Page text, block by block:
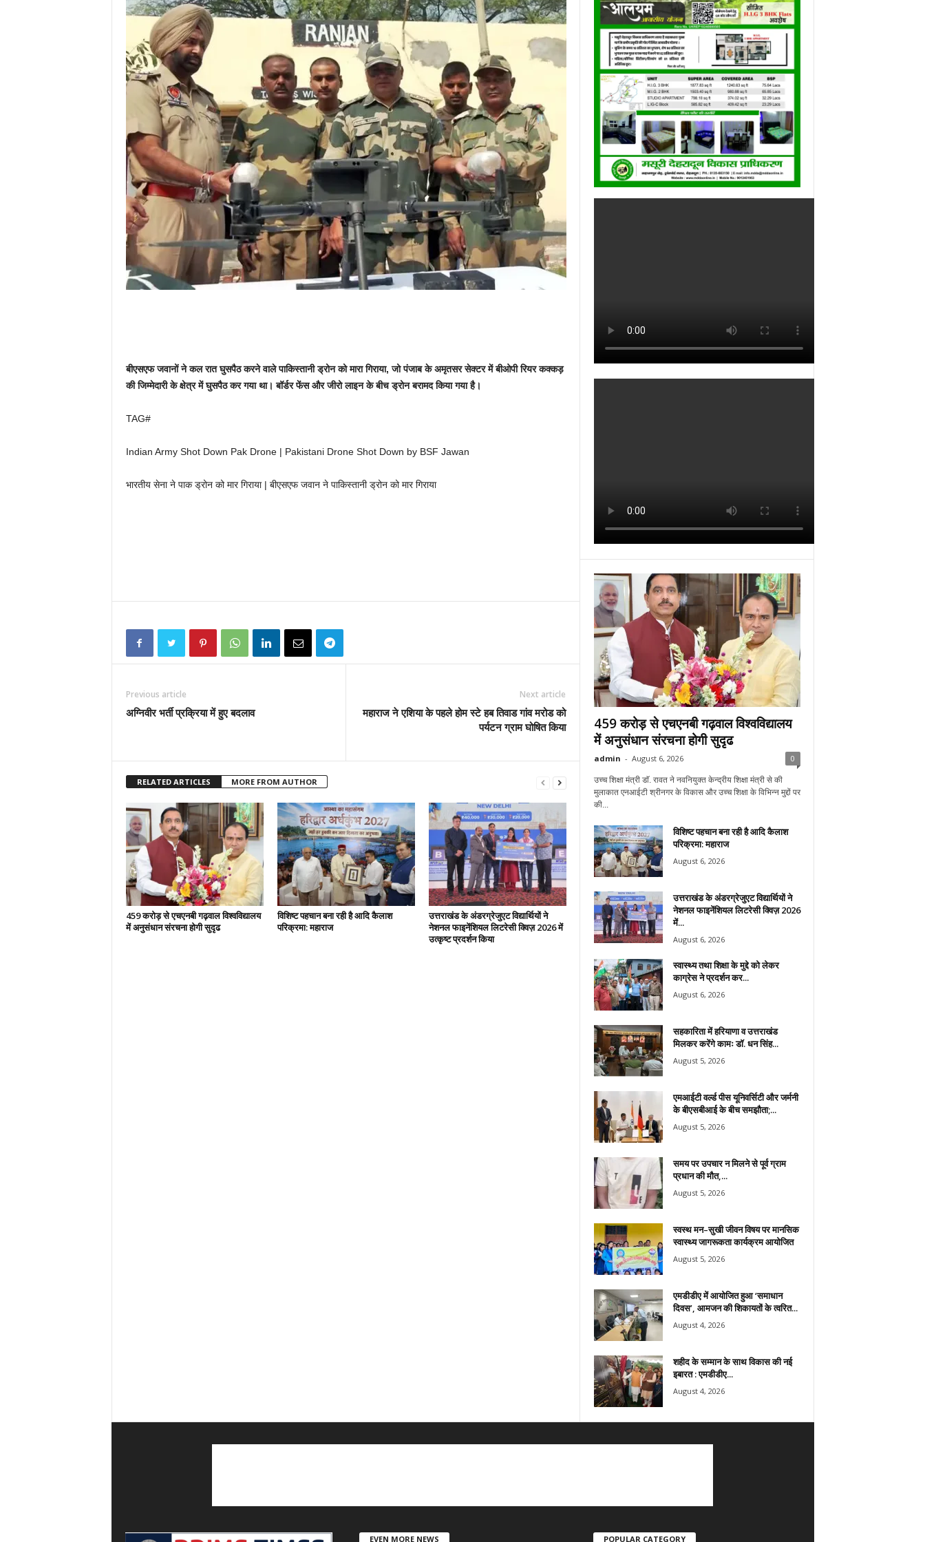
बीएसएफ जवानों ने कल रात घुसपैठ करने वाले पाकिस्तानी ड्रोन को मारा गिराया, जो पंजाब के अमृतसर सेक्टर में बीओपी रियर कक्कड़
की जिम्मेदारी के क्षेत्र में घुसपैठ कर गया था। बॉर्डर फेंस और जीरो लाइन के बीच ड्रोन बरामद किया गया है।
TAG#
Indian Army Shot Down Pak Drone | Pakistani Drone Shot Down by BSF Jawan
भारतीय सेना ने पाक ड्रोन को मार गिराया | बीएसएफ जवान ने पाकिस्तानी ड्रोन को मार गिराया
Previous article
अग्निवीर भर्ती प्रक्रिया में हुए बदलाव
Next article
महाराज ने एशिया के पहले होम स्टे हब तिवाड गांव मरोड को
पर्यटन ग्राम घोषित किया
RELATED ARTICLES MORE FROM AUTHOR
459 करोड़ से एचएनबी गढ़वाल विश्वविद्यालय
में अनुसंधान संरचना होगी सुदृढ
विशिष्ट पहचान बना रही है आदि कैलाश
परिक्रमा: महाराज
उत्तराखंड के अंडरग्रेजुएट विद्यार्थियों ने
नेशनल फाइनेंशियल लिटरेसी क्विज़ 2026 में
उत्कृष्ट प्रदर्शन किया
459 करोड़ से एचएनबी गढ़वाल विश्वविद्यालय
में अनुसंधान संरचना होगी सुदृढ
admin - August 6, 2026 0
उच्च शिक्षा मंत्री डाॅ. रावत ने नवनियुक्त केन्द्रीय शिक्षा मंत्री से की
मुलाकात एनआईटी श्रीनगर के विकास और उच्च शिक्षा के विभिन्न मुद्दों पर
की...
विशिष्ट पहचान बना रही है आदि कैलाश
परिक्रमा: महाराज
August 6, 2026
उत्तराखंड के अंडरग्रेजुएट विद्यार्थियों ने
नेशनल फाइनेंशियल लिटरेसी क्विज़ 2026
में...
August 6, 2026
स्वास्थ्य तथा शिक्षा के मुद्दे को लेकर
काग्रेस ने प्रदर्शन कर...
August 6, 2026
सहकारिता में हरियाणा व उत्तराखंड
मिलकर करेंगे कामः डाॅ. धन सिंह...
August 5, 2026
एमआईटी वर्ल्ड पीस यूनिवर्सिटी और जर्मनी
के बीएसबीआई के बीच समझौता;...
August 5, 2026
समय पर उपचार न मिलने से पूर्व ग्राम
प्रधान की मौत,...
August 5, 2026
स्वस्थ मन–सुखी जीवन विषय पर मानसिक
स्वास्थ्य जागरूकता कार्यक्रम आयोजित
August 5, 2026
एमडीडीए में आयोजित हुआ ‘समाधान
दिवस’, आमजन की शिकायतों के त्वरित...
August 4, 2026
शहीद के सम्मान के साथ विकास की नई
इबारत : एमडीडीए...
August 4, 2026
EVEN MORE NEWS POPULAR CATEGORY